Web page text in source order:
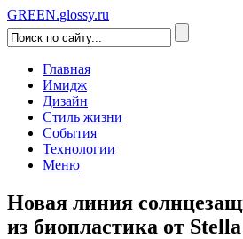
GREEN.glossy.ru
Главная
Имидж
Дизайн
Стиль жизни
События
Технологии
Меню
Новая линия
из биопластика от